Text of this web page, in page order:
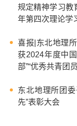
规定精神学习教
年第四次理论学
喜报|东北地理
获2024年度中
部”“优秀共青团
东北地理所团
先”表彰大会